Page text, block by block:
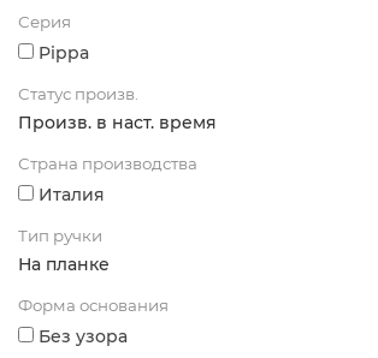
Серия
Pippa
Статус произв.
Произв. в наст. время
Страна производства
Италия
Тип ручки
На планке
Форма основания
Без узора